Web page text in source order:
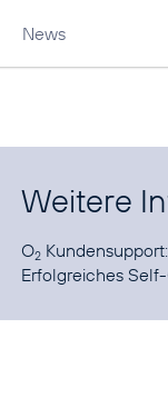
News
Weitere
O2 Kundensupport:
Erfolgreiches